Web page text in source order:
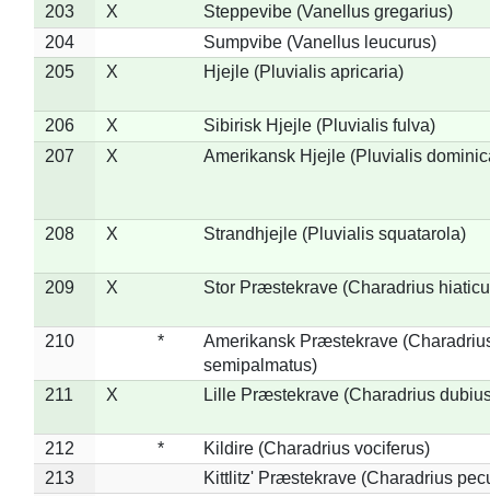
203 X
Steppevibe (Vanellus gregarius)
204
Sumpvibe (Vanellus leucurus)
205
X Hjejle (Pluvialis apricaria)
206 X
Sibirisk Hjejle (Pluvialis fulva)
207
X Amerikansk Hjejle (Pluvialis
208 X Strandhjejle (Pluvialis squatarola)
209 X Stor Præstekrave (Charadrius
210 *
Amerikansk Præstekrave
semipalmatus)
211
X Lille Præstekrave (Charadrius
212 *
Kildire (Charadrius vociferus)
213
Kittlitz' Præstekrave (Charadrius